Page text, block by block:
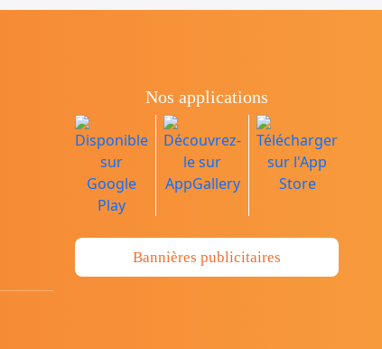
Nos applications
Bannières publicitaires